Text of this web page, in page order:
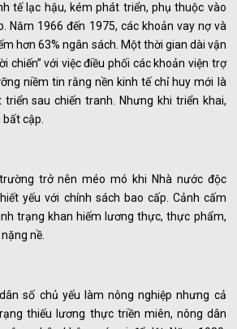
tế lạc hậu, kém phát triển, phụ thuộc vào
Năm 1966 đến 1975, các khoản vay nợ và
hơn 63% ngân sách. Một thời gian dài vận
chiến” với việc điều phối các khoản viện trợ
niềm tin rằng nền kinh tế chỉ huy mới là
sau chiến tranh. Nhưng khi triển khai,
bất cập.
trở nên méo mó khi Nhà nước độc
yếu với chính sách bao cấp. Cảnh cấm
trạng khan hiếm lương thực, thực phẩm,
nề.
số chủ yếu làm nông nghiệp nhưng cả
thiếu lương thực triền miên, nông dân